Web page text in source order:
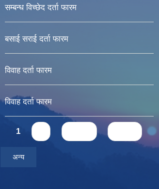
सम्बन्ध विच्छेद दर्ता फारम
बसाई सराई दर्ता फारम
विवाह दर्ता फारम
विवाह दर्ता फारम
Pages
1
अन्य